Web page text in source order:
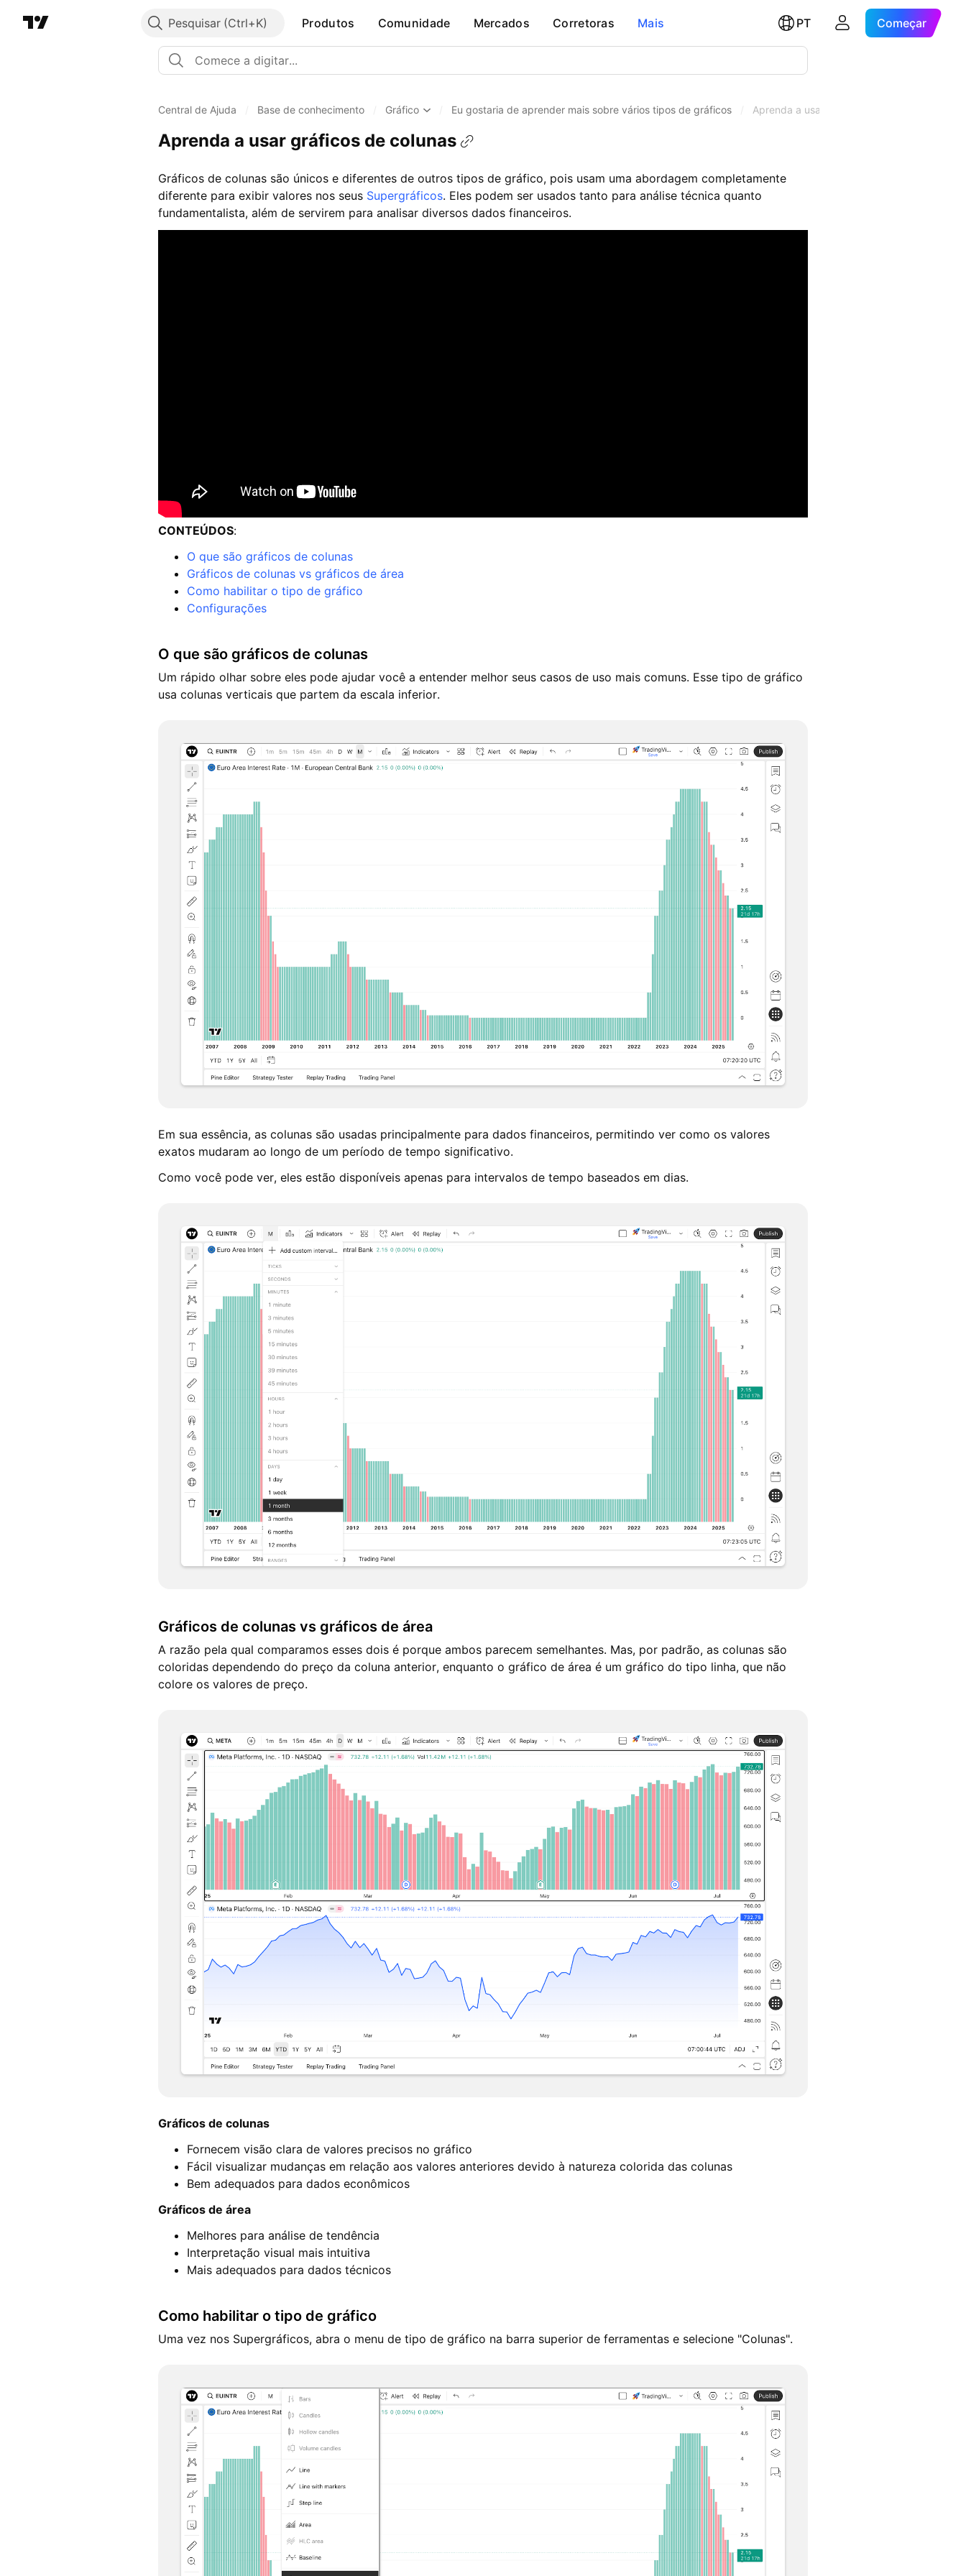
Pesquisar Produtos Comunidade Mercados Corretoras Mais PT Começar
Central de Ajuda Base de conhecimento Gráfico Eu gostaria de aprender mais sobre vários tipos de gráficos Aprenda a usar gráficos de colunas
Aprenda a usar gráficos de colunas
Gráficos de colunas são únicos e diferentes de outros tipos de gráfico, pois usam uma abordagem completamente
diferente para exibir valores nos seus Supergráficos. Eles podem ser usados tanto para análise técnica quanto
fundamentalista, além de servirem para analisar diversos dados financeiros.
CONTEÚDOS:
O que são gráficos de colunas
Gráficos de colunas vs gráficos de área
Como habilitar o tipo de gráfico
Configurações
O que são gráficos de colunas
Um rápido olhar sobre eles pode ajudar você a entender melhor seus casos de uso mais comuns. Esse tipo de gráfico
usa colunas verticais que partem da escala inferior.
Em sua essência, as colunas são usadas principalmente para dados financeiros, permitindo ver como os valores
exatos mudaram ao longo de um período de tempo significativo.
Como você pode ver, eles estão disponíveis apenas para intervalos de tempo baseados em dias.
Gráficos de colunas vs gráficos de área
A razão pela qual comparamos esses dois é porque ambos parecem semelhantes. Mas, por padrão, as colunas são
coloridas dependendo do preço da coluna anterior, enquanto o gráfico de área é um gráfico do tipo linha, que não
colore os valores de preço.
Gráficos de colunas
Fornecem visão clara de valores precisos no gráfico
Fácil visualizar mudanças em relação aos valores anteriores devido à natureza colorida das colunas
Bem adequados para dados econômicos
Gráficos de área
Melhores para análise de tendência
Interpretação visual mais intuitiva
Mais adequados para dados técnicos
Como habilitar o tipo de gráfico
Uma vez nos Supergráficos, abra o menu de tipo de gráfico na barra superior de ferramentas e selecione "Colunas".